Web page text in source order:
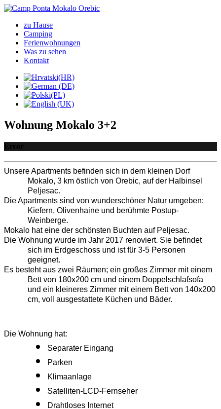
zu Hause
Camping
Ferienwohnungen
Was zu sehen
Kontakt
Wohnung Mokalo 3+2
Error
Unsere Apartments befinden sich in dem kleinen Dorf
Mokalo, 3 km östlich von Orebic, auf der Halbinsel
Peljesac.
Die Apartments sind von wunderschöner Natur umgeben;
Kiefern, Olivenhaine und berühmte Postup-
Weinberge.
Mokalo hat eine der schönsten Buchten auf Peljesac.
Die Wohnung wurde im Jahr 2017 renoviert. Sie befindet
sich im Erdgeschoss und ist für 3-5 Personen
geeignet.
Es besteht aus zwei Räumen; ein großes Zimmer mit einem
Bett von 180x200 cm und einem Doppelschlafsofa
und ein kleineres Zimmer mit einem Bett von 140x200
cm, voll ausgestattete Küchen und Bäder.
Die Wohnung hat:
Separater Eingang
Parken
Klimaanlage
Satelliten-LCD-Fernseher
Drahtloses Internet